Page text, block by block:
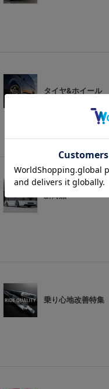
タイヤ&ホイール
新商品
乗り心地改善特集